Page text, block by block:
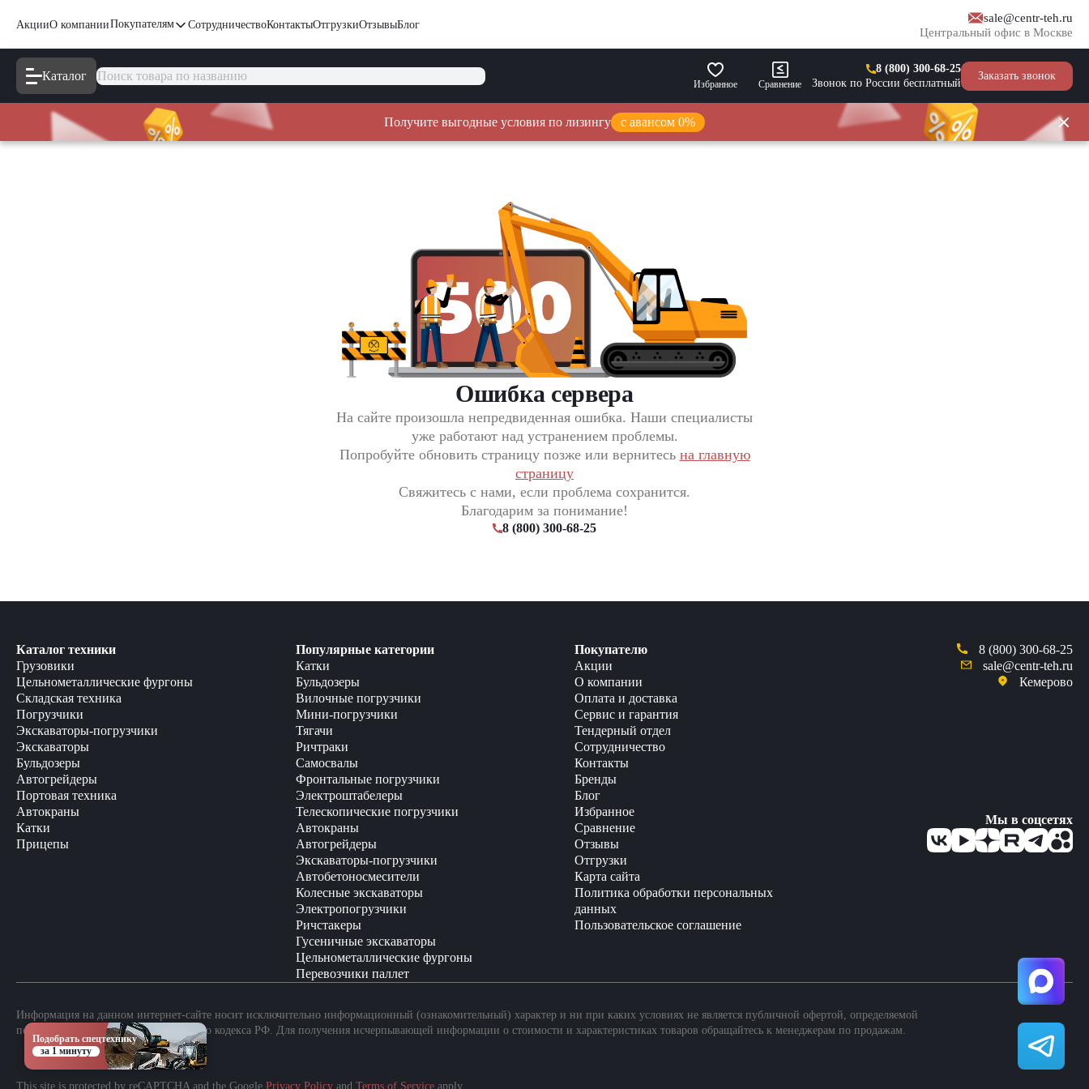
АкцииО компанииПокупателям СотрудничествоКонтактыОтгрузкиОтзывыБлог
sale@centr-teh.ru
Центральный офис в Москве
Каталог
Избранное Сравнение
8 (800) 300-68-25
Звонок по России бесплатный
Заказать звонок
Получите выгодные условия по лизингу с авансом 0%
Ошибка сервера
На сайте произошла непредвиденная ошибка. Наши специалисты
уже работают над устранением проблемы.
Попробуйте обновить страницу позже или вернитесь на главную
страницу
Свяжитесь с нами, если проблема сохранится.
Благодарим за понимание!
8 (800) 300-68-25
Каталог техники
Грузовики
Цельнометаллические фургоны
Складская техника
Погрузчики
Экскаваторы-погрузчики
Экскаваторы
Бульдозеры
Автогрейдеры
Портовая техника
Автокраны
Катки
Прицепы
Популярные категории
Катки
Бульдозеры
Вилочные погрузчики
Мини-погрузчики
Тягачи
Ричтраки
Самосвалы
Фронтальные погрузчики
Электроштабелеры
Телескопические погрузчики
Автокраны
Автогрейдеры
Экскаваторы-погрузчики
Автобетоносмесители
Колесные экскаваторы
Электропогрузчики
Ричстакеры
Гусеничные экскаваторы
Цельнометаллические фургоны
Перевозчики паллет
Покупателю
Акции
О компании
Оплата и доставка
Сервис и гарантия
Тендерный отдел
Сотрудничество
Контакты
Бренды
Блог
Избранное
Сравнение
Отзывы
Отгрузки
Карта сайта
Политика обработки персональных
данных
Пользовательское соглашение
8 (800) 300-68-25
sale@centr-teh.ru
Кемерово
Мы в соцсетях
Информация на данном интернет-сайте носит исключительно информационный (ознакомительный) характер и ни при каких условиях не является публичной офертой, определяемой
положениями Статьи 437 Гражданского кодекса РФ. Для получения исчерпывающей информации о стоимости и характеристиках товаров обращайтесь к менеджерам по продажам.
This site is protected by reCAPTCHA and the Google Privacy Policy and Terms of Service apply.
Подобрать спецтехнику
за 1 минуту